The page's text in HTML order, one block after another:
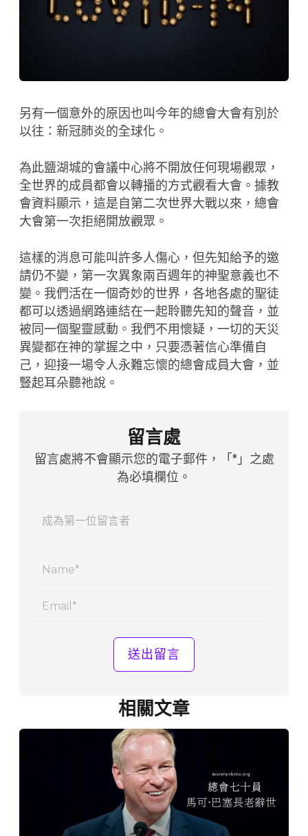
另有一個意外的原因也叫今年的總會大會有別於
以往：新冠肺炎的全球化。
為此鹽湖城的會議中心將不開放任何現場觀眾，
全世界的成員都會以轉播的方式觀看大會。據教
會資料顯示，這是自第二次世界大戰以來，總會
大會第一次拒絕開放觀眾。
這樣的消息可能叫許多人傷心，但先知給予的邀
請仍不變，第一次異象兩百週年的神聖意義也不
變。我們活在一個奇妙的世界，各地各處的聖徒
都可以透過網路連結在一起聆聽先知的聲音，並
被同一個聖靈感動。我們不用懷疑，一切的天災
異變都在神的掌握之中，只要憑著信心準備自
己，迎接一場令人永難忘懷的總會成員大會，並
豎起耳朵聽祂說。
留言處
留言處將不會顯示您的電子郵件，「*」之處
為必填欄位。
相關文章